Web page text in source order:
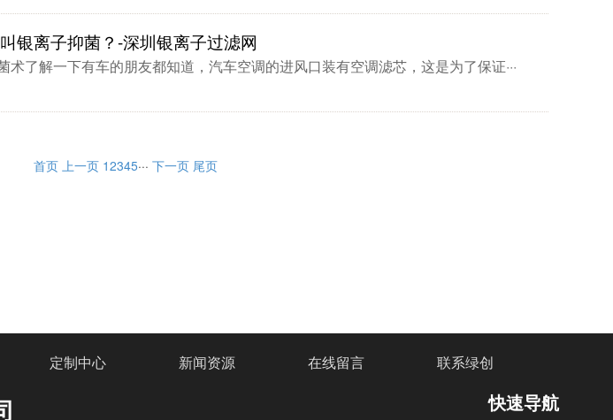
银离子抑菌？-深圳银离子过滤网
了解一下有车的朋友都知道，汽车空调的进风口装有空调滤芯，这是为了保证···
首页 上一页 12345··· 下一页 尾页
定制中心 新闻资源 在线留言 联系绿创
快速导航